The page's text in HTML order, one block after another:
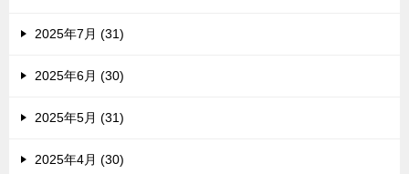
2025年7月 (31)
2025年6月 (30)
2025年5月 (31)
2025年4月 (30)